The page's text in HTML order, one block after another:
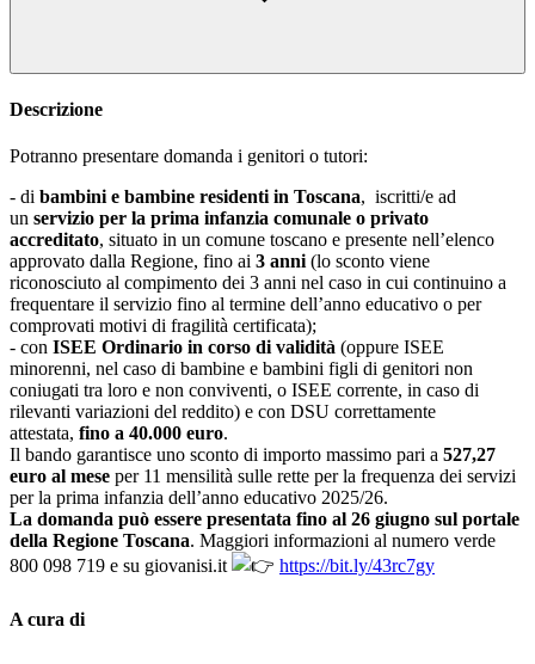
Descrizione
Potranno presentare domanda i genitori o tutori:
- di bambini e bambine residenti in Toscana, iscritti/e ad
un servizio per la prima infanzia comunale o privato
accreditato, situato in un comune toscano e presente nell’elenco
approvato dalla Regione, fino ai 3 anni (lo sconto viene
riconosciuto al compimento dei 3 anni nel caso in cui continuino a
frequentare il servizio fino al termine dell’anno educativo o per
comprovati motivi di fragilità certificata);
- con ISEE Ordinario in corso di validità (oppure ISEE
minorenni, nel caso di bambine e bambini figli di genitori non
coniugati tra loro e non conviventi, o ISEE corrente, in caso di
rilevanti variazioni del reddito) e con DSU correttamente
attestata, fino a 40.000 euro.
Il bando garantisce uno sconto di importo massimo pari a 527,27
euro al mese per 11 mensilità sulle rette per la frequenza dei servizi
per la prima infanzia dell’anno educativo 2025/26.
La domanda può essere presentata fino al 26 giugno sul portale
della Regione Toscana. Maggiori informazioni al numero verde
800 098 719 e su giovanisi.it https://bit.ly/43rc7gy
A cura di